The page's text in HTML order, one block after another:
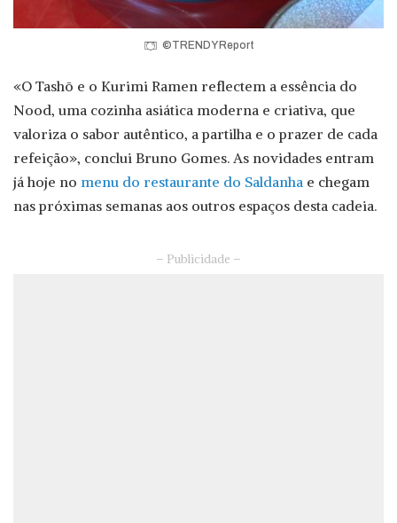
©TRENDY Report
«O Tashō e o Kurimi Ramen reflectem a essência do
Nood, uma cozinha asiática moderna e criativa, que
valoriza o sabor autêntico, a partilha e o prazer de cada
refeição», conclui Bruno Gomes. As novidades entram
já hoje no menu do restaurante do Saldanha e chegam
nas próximas semanas aos outros espaços desta cadeia.
– Publicidade –